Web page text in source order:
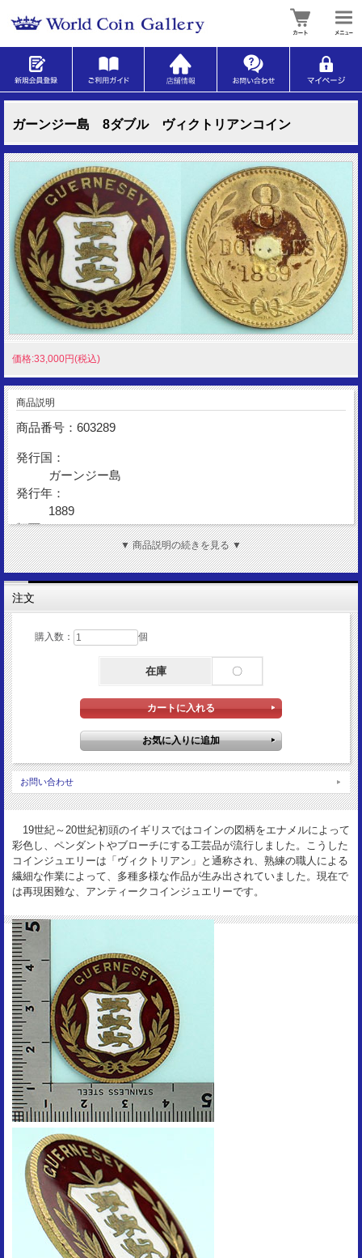
ガーンジー島 8ダブル ヴィクトリアンコイン
価格:33,000円(税込)
商品説明
商品番号：603289
発行国：
ガーンジー島
発行年：
1889
額面：
8ダブル
金性：
Bronze
図 柄：
ガーンジー島紋章
9.15g
▼ 商品説明の続きを見る ▼
注文
購入数： 個
在庫 〇
お問い合わせ
19世紀～20世紀初頭のイギリスではコインの図柄をエナメルによって
彩色し、ペンダントやブローチにする工芸品が流行しました。こうした
コインジュエリーは「ヴィクトリアン」と通称され、熟練の職人による
繊細な作業によって、多種多様な作品が生み出されていました。現在で
は再現困難な、アンティークコインジュエリーです。